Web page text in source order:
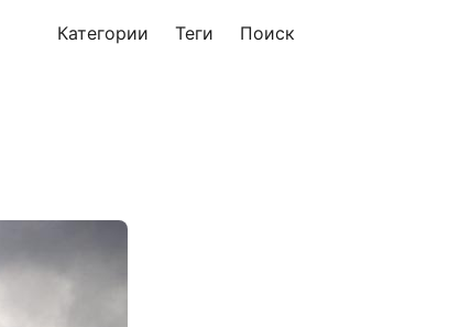
Категории Теги Поиск